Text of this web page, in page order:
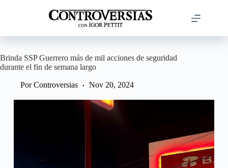
Brinda SSP Guerrero más de mil acciones de seguridad
durante el fin de semana largo
Por Controversias Nov 20, 2024